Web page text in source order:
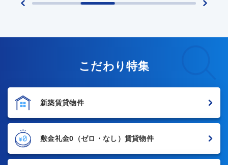
こだわり特集
新築賃貸物件
敷金礼金0 （ゼロ・なし）賃貸物件